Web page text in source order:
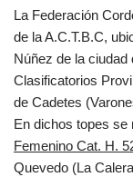
La Federación
de la A.C.T.B.C,
Núñez de la ciudad
Clasificatorios
de Cadetes
En dichos topes se
Femenino Cat. H.
Quevedo (La